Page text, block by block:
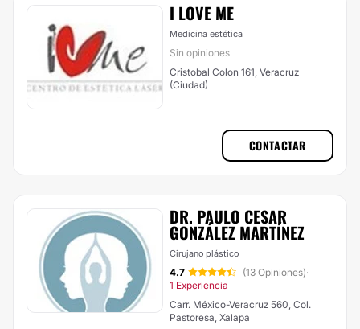
I LOVE ME
Medicina estética
Sin opiniones
Cristobal Colon 161, Veracruz
(Ciudad)
CONTACTAR
DR. PAULO CESAR
GONZÁLEZ MARTÍNEZ
Cirujano plástico
4.7 (13 Opiniones)·
1 Experiencia
Carr. México-Veracruz 560, Col.
Pastoresa, Xalapa